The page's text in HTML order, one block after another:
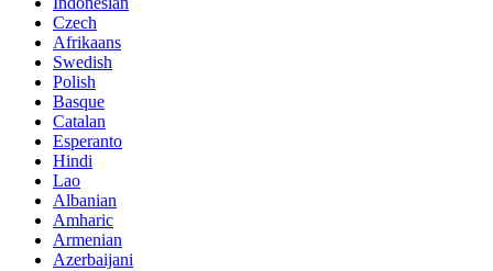
Czech
Afrikaans
Swedish
Polish
Basque
Catalan
Esperanto
Hindi
Lao
Albanian
Amharic
Armenian
Azerbaijani